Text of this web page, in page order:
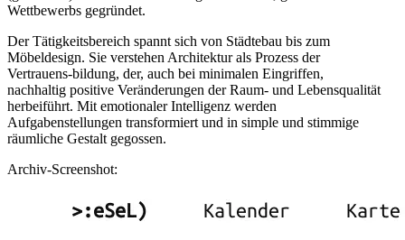
Wettbewerbs gegründet.
Der Tätigkeitsbereich spannt sich von Städtebau bis zum
Möbeldesign. Sie verstehen Architektur als Prozess der
Vertrauens-bildung, der, auch bei minimalen Eingriffen,
nachhaltig positive Veränderungen der Raum- und Lebensqualität
herbeiführt. Mit emotionaler Intelligenz werden
Aufgabenstellungen transformiert und in simple und stimmige
räumliche Gestalt gegossen.
Archiv-Screenshot: